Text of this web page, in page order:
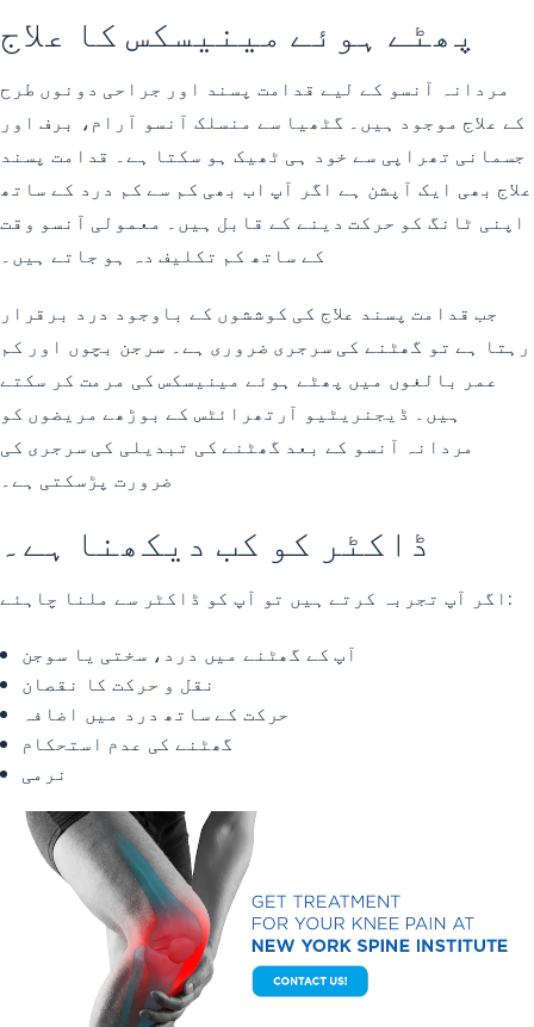
پھٹے ہوئے مینیسکس کا علاج
مردانہ آنسو کے لیے قدامت پسند اور جراحی دونوں طرح
کے علاج موجود ہیں۔ گٹھیا سے منسلک آنسو آرام، برف اور
جسمانی تھراپی سے خود ہی ٹھیک ہو سکتا ہے۔ قدامت پسند
علاج بھی ایک آپشن ہے اگر آپ اب بھی کم سے کم درد کے ساتھ
اپنی ٹانگ کو حرکت دینے کے قابل ہیں۔ معمولی آنسو وقت
کے ساتھ کم تکلیف دہ ہو جاتے ہیں۔
جب قدامت پسند علاج کی کوششوں کے باوجود درد برقرار
رہتا ہے تو گھٹنے کی سرجری ضروری ہے۔ سرجن بچوں اور کم
عمر بالغوں میں پھٹے ہوئے مینیسکس کی مرمت کر سکتے
ہیں۔ ڈیجنریٹیو آرتھرائٹس کے بوڑھے مریضوں کو
مردانہ آنسو کے بعد گھٹنے کی تبدیلی کی سرجری کی
ضرورت پڑسکتی ہے۔
ڈاکٹر کو کب دیکھنا ہے۔
اگر آپ تجربہ کرتے ہیں تو آپ کو ڈاکٹر سے ملنا چاہئے:
آپ کے گھٹنے میں درد، سختی یا سوجن
نقل و حرکت کا نقصان
حرکت کے ساتھ درد میں اضافہ
گھٹنے کی عدم استحکام
نرمی